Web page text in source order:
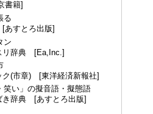
書籍]
る
すとろ出版]
ン
リ辞典 [Ea,Inc.]
ク(市章) [東洋経済新報社]
い」の擬音語・擬態語
き辞典 [あすとろ出版]